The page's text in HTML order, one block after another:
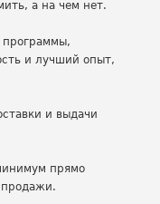
а на чем нет.
программы,
и лучший опыт,
и выдачи
прямо
продажи.